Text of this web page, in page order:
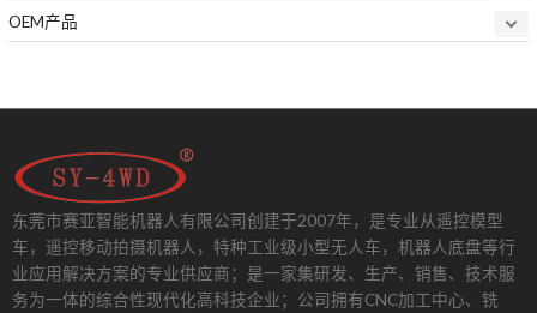
OEM产品
东莞市赛亚智能机器人有限公司创建于2007年，是专业从遥控模型
车，遥控移动拍摄机器人，特种工业级小型无人车，机器人底盘等行
业应用解决方案的专业供应商；是一家集研发、生产、销售、技术服
务为一体的综合性现代化高科技企业；公司拥有CNC加工中心、铣